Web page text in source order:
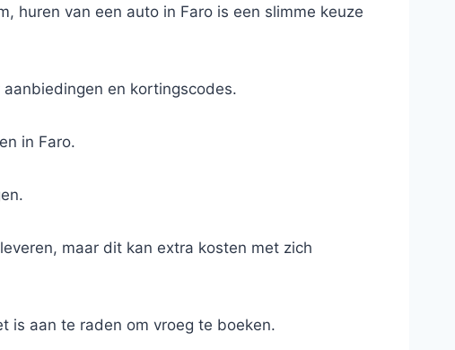
huren van een auto in Faro is een slimme keuze
en kortingscodes.
in Faro.
maar dit kan extra kosten met zich
is aan te raden om vroeg te boeken.